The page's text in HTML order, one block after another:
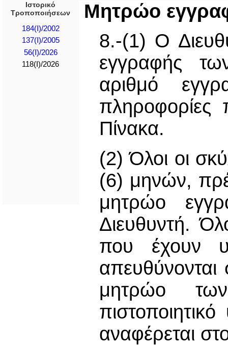
Ιστορικό
Τροποποιήσεων
184(I)/2002
137(I)/2005
56(I)/2026
118(I)/2026
Μητρώο
8.-(1) Ο
εγγραφής
αριθμό
πληροφορίες
Πίνακα.
(2) Όλοι οι
(6) μηνών,
μητρώο
Διευθυντή.
που έχουν
απευθύνονται
μητρώο
αναφέρεται